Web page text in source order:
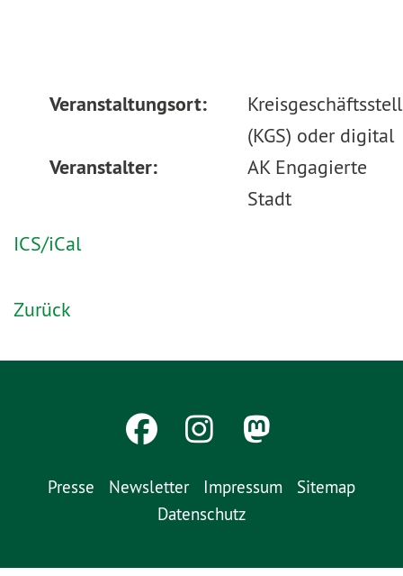
Veranstaltungsort:
(KGS) oder digital
Veranstalter:
AK Engagierte
Stadt
ICS/iCal
Zurück
Presse Newsletter Impressum
Sitemap
Datenschutz